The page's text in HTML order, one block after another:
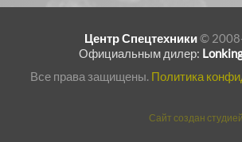
Центр Спецтехники©
Официальным дилер:
Все права защищены. Политика
Сайт создан